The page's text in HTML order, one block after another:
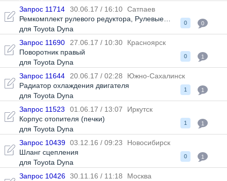
Запрос 11714 30.06.17 / 16:10 Сатпаев
Ремкомплект рулевого редуктора
Рулевые наконечники к-т
для Toyota Dyna
0 0
Запрос 11690 27.06.17 / 10:30
Красноярск
Поворотник правый
для Toyota Dyna
0 1
Запрос 11644 20.06.17 / 02:28
Южно-Сахалинск
Радиатор охлаждения двигателя
для Toyota Dyna
1 1
Запрос 11523 01.06.17 / 13:07
Иркутск
Корпус отопителя (печки)
для Toyota Dyna
1 1
Запрос 10439 03.12.16 / 09:23
Новосибирск
Шланг сцепления
для Toyota Dyna
0 1
Запрос 10426 30.11.16 / 11:18
Москва